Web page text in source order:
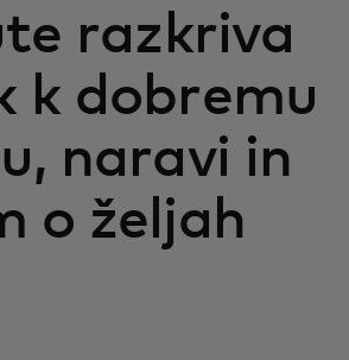
razkriva
k dobremu
naravi in
o željah